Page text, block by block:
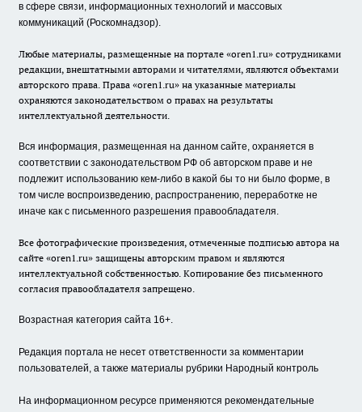
в сфере связи, информационных технологий и массовых
коммуникаций (Роскомнадзор).
Любые материалы, размещенные на портале «oren1.ru» сотрудниками
редакции, внештатными авторами и читателями, являются объектами
авторского права. Права «oren1.ru» на указанные материалы
охраняются законодательством о правах на результаты
интеллектуальной деятельности.
Вся информация, размещенная на данном сайте, охраняется в
соответствии с законодательством РФ об авторском праве и не
подлежит использованию кем-либо в какой бы то ни было форме, в
том числе воспроизведению, распространению, переработке не
иначе как с письменного разрешения правообладателя.
Все фотографические произведения, отмеченные подписью автора на
сайте «oren1.ru» защищены авторским правом и являются
интеллектуальной собственностью. Копирование без письменного
согласия правообладателя запрещено.
Возрастная категория сайта 16+.
Редакция портала не несет ответственности за комментарии
пользователей, а также материалы рубрики Народный контроль
На информационном ресурсе применяются рекомендательные